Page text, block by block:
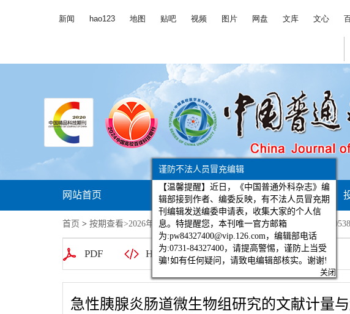
网站首页 期刊简介 编委会
首页 > 按期查看>2026年第3期 >458-469. DOI:10.7659/j.issn.1005-6947.250538
PDF HTML 导出
急性胰腺炎肠道微生物组研究的文献计量
谨防不法人员冒充编辑
【温馨提醒】近日，《中国普通外科杂志》编
辑部接到作者、编委反映，有不法人员冒充期
刊编辑发送编委申请表，收集大家的个人信
息。特提醒您，本刊唯一官方邮箱
为:pw84327400@vip.126.com，编辑部电话
为:0731-84327400，请提高警惕，谨防上当受
骗!如有任何疑问，请致电编辑部核实。谢谢!